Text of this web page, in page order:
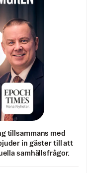
tillsammans med
in gäster till att
samhällsfrågor.